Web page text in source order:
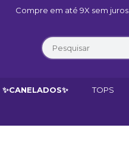
Compre em até 9X sem juros.
✨CANELADOS✨ TOPS